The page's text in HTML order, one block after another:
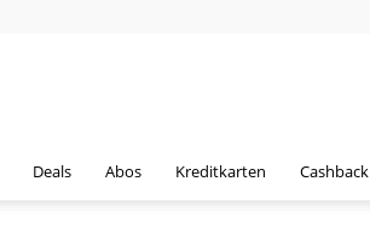
Deals Abos Kreditkarten Cashback